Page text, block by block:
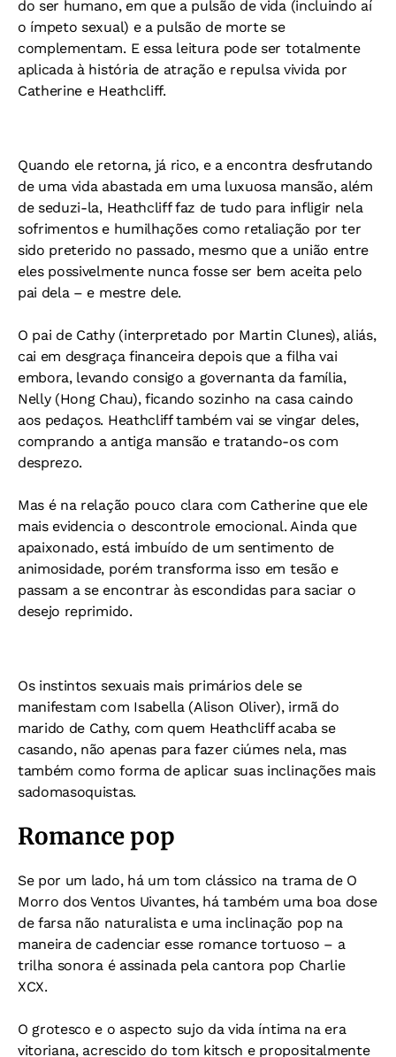
do ser humano, em que a pulsão de vida (incluindo aí
o ímpeto sexual) e a pulsão de morte se
complementam. E essa leitura pode ser totalmente
aplicada à história de atração e repulsa vivida por
Catherine e Heathcliff.
Quando ele retorna, já rico, e a encontra desfrutando
de uma vida abastada em uma luxuosa mansão, além
de seduzi-la, Heathcliff faz de tudo para infligir nela
sofrimentos e humilhações como retaliação por ter
sido preterido no passado, mesmo que a união entre
eles possivelmente nunca fosse ser bem aceita pelo
pai dela – e mestre dele.
O pai de Cathy (interpretado por Martin Clunes), aliás,
cai em desgraça financeira depois que a filha vai
embora, levando consigo a governanta da família,
Nelly (Hong Chau), ficando sozinho na casa caindo
aos pedaços. Heathcliff também vai se vingar deles,
comprando a antiga mansão e tratando-os com
desprezo.
Mas é na relação pouco clara com Catherine que ele
mais evidencia o descontrole emocional. Ainda que
apaixonado, está imbuído de um sentimento de
animosidade, porém transforma isso em tesão e
passam a se encontrar às escondidas para saciar o
desejo reprimido.
Os instintos sexuais mais primários dele se
manifestam com Isabella (Alison Oliver), irmã do
marido de Cathy, com quem Heathcliff acaba se
casando, não apenas para fazer ciúmes nela, mas
também como forma de aplicar suas inclinações mais
sadomasoquistas.
Romance pop
Se por um lado, há um tom clássico na trama de O
Morro dos Ventos Uivantes, há também uma boa dose
de farsa não naturalista e uma inclinação pop na
maneira de cadenciar esse romance tortuoso – a
trilha sonora é assinada pela cantora pop Charlie
XCX.
O grotesco e o aspecto sujo da vida íntima na era
vitoriana, acrescido do tom kitsch e propositalmente